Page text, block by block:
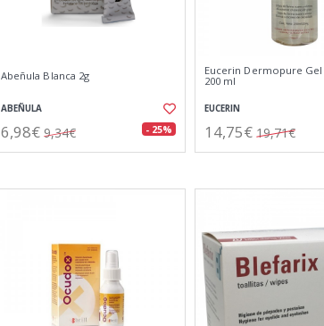
Abeñula Blanca 2g
ABEÑULA
6,98€ 9,34€ - 25%
Eucerin Dermopure
200 ml
EUCERIN
14,75€ 19,71€